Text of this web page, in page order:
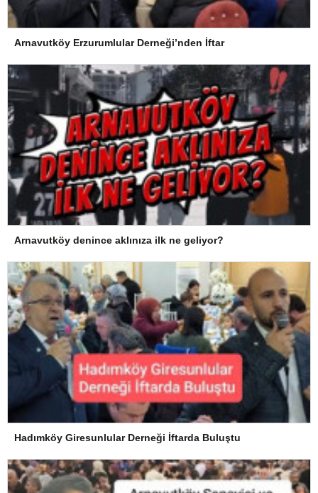
Arnavutköy Erzurumlular Derneği’nden İftar
Arnavutköy denince aklınıza ilk ne geliyor?
Hadımköy Giresunlular Derneği İftarda Buluştu